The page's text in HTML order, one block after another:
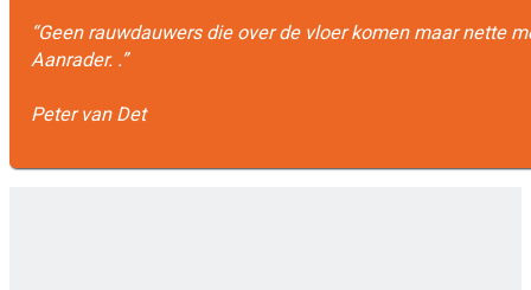
“Geen rauwdauwers die over de vloer komen maar nette
Aanrader. .”
Peter van Det